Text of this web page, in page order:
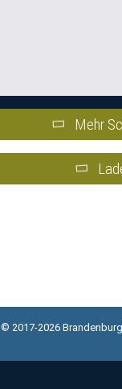
Mehr
© 2017-2026